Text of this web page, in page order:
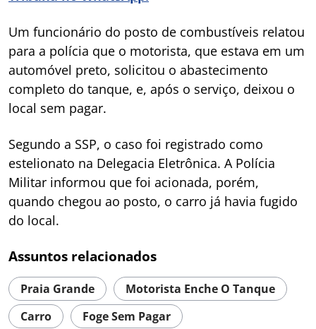
Um funcionário do posto de combustíveis relatou
para a polícia que o motorista, que estava em um
automóvel preto, solicitou o abastecimento
completo do tanque, e, após o serviço, deixou o
local sem pagar.
Segundo a SSP, o caso foi registrado como
estelionato na Delegacia Eletrônica. A Polícia
Militar informou que foi acionada, porém,
quando chegou ao posto, o carro já havia fugido
do local.
Assuntos relacionados
Praia Grande
Motorista Enche O Tanque
Carro
Foge Sem Pagar